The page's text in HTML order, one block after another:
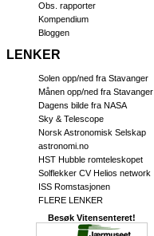
Obs. rapporter
Kompendium
Bloggen
LENKER
Solen opp/ned fra Stavanger
Månen opp/ned fra Stavanger
Dagens bilde fra NASA
Sky & Telescope
Norsk Astronomisk Selskap
astronomi.no
HST Hubble romteleskopet
Solflekker CV Helios network
ISS Romstasjonen
FLERE LENKER
Besøk Vitensenteret!